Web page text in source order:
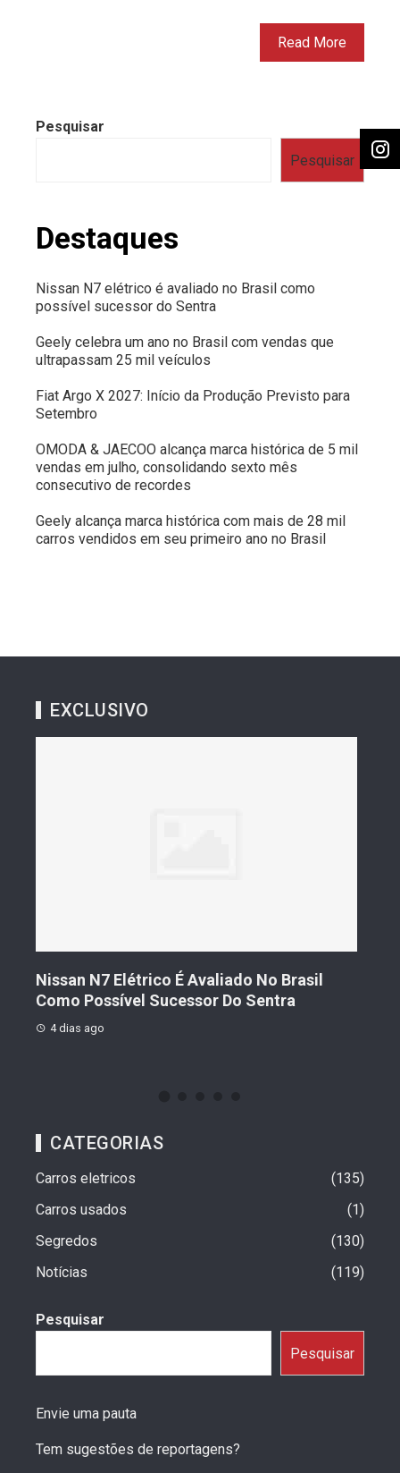
Read More
Pesquisar
Pesquisar
Destaques
Nissan N7 elétrico é avaliado no Brasil como
possível sucessor do Sentra
Geely celebra um ano no Brasil com vendas que
ultrapassam 25 mil veículos
Fiat Argo X 2027: Início da Produção Previsto para
Setembro
OMODA & JAECOO alcança marca histórica de 5 mil
vendas em julho, consolidando sexto mês
consecutivo de recordes
Geely alcança marca histórica com mais de 28 mil
carros vendidos em seu primeiro ano no Brasil
EXCLUSIVO
Nissan N7 Elétrico É Avaliado No Brasil
Como Possível Sucessor Do Sentra
4 dias ago
CATEGORIAS
Carros eletricos
135
Carros usados
1
Segredos
130
Notícias
119
Pesquisar
Pesquisar
Envie uma pauta
Tem sugestões de reportagens?